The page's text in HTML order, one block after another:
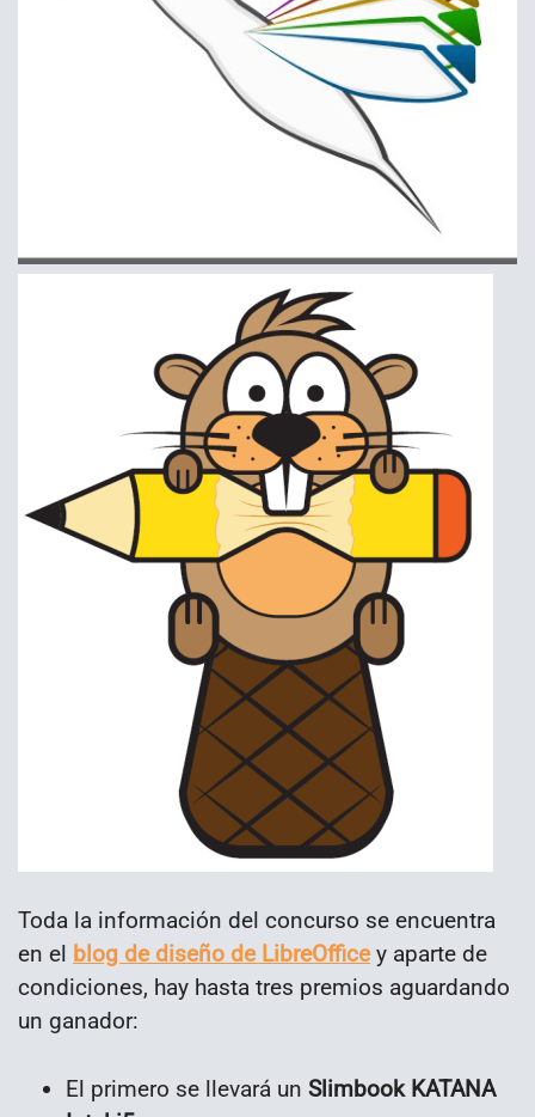
Toda la información del concurso se encuentra
en el blog de diseño de LibreOfficey aparte de
condiciones, hay hasta tres premios aguardando
un ganador:
El primero se llevará un Slimbook KATANA